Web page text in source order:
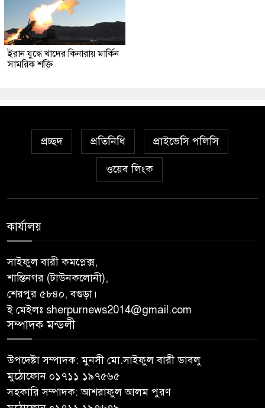
ইরান যুদ্ধে খাদের কিনারায় মার্কিন
সামরিক শক্তি
প্রচ্ছদ প্রতিনিধি প্রাইভেসি পলিসি
ওয়েব লিংক
কার্যালয়
সাইফুল বারী কমপ্লেক্স,
শান্তিনগর (টাউনকলোনী),
শেরপুর ৫৮৪০, বগুড়া।
ই মেইলঃ sherpurnews2014@gmail.com
সম্পাদক মন্ডলী
উপদেষ্টা সম্পাদক: মুনসী মো.সাইফুল বারী ডাবলু
মুঠোফোন ০১৭১১ ১৯৭৫৬৫
সহকারি সম্পাদক: আশরাফুল আলম পুরণ